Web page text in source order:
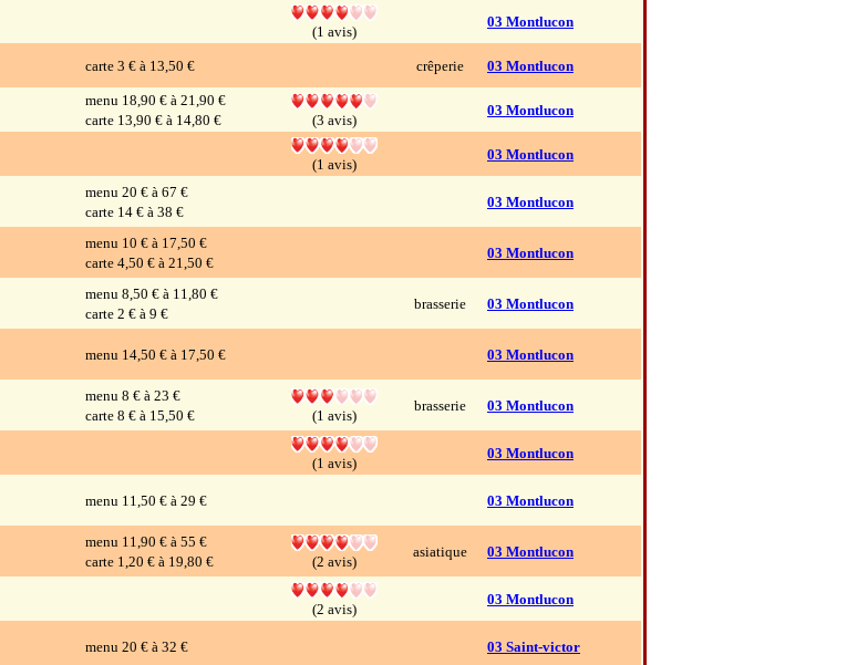
(1 avis)
03 Montlucon
carte 3 € à 13,50 € crêperie 03 Montlucon
menu 18,90 € à 21,90 €
carte 13,90 € à 14,80 €
(3 avis)
03 Montlucon
(1 avis)
03 Montlucon
menu 20 € à 67 €
carte 14 € à 38 €
03 Montlucon
menu 10 € à 17,50 €
carte 4,50 € à 21,50 €
03 Montlucon
menu 8,50 € à 11,80 €
carte 2 € à 9 €
brasserie 03 Montlucon
menu 14,50 € à 17,50 € 03 Montlucon
menu 8 € à 23 €
carte 8 € à 15,50 €
(1 avis)
brasserie 03 Montlucon
(1 avis)
03 Montlucon
menu 11,50 € à 29 € 03 Montlucon
menu 11,90 € à 55 €
carte 1,20 € à 19,80 €
(2 avis)
asiatique 03 Montlucon
(2 avis)
03 Montlucon
menu 20 € à 32 € 03 Saint-victor